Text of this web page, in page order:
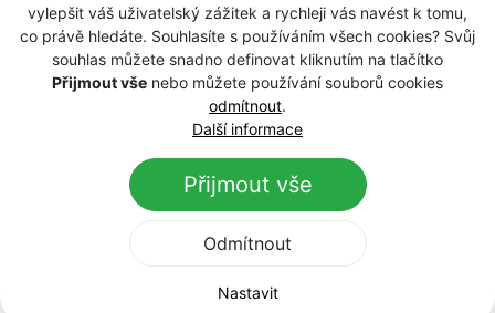
vylepšit váš uživatelský zážitek a rychleji vás navést k tomu,
co právě hledáte. Souhlasíte s používáním všech cookies? Svůj
souhlas můžete snadno definovat kliknutím na tlačítko
Přijmout vše nebo můžete používání souborů cookies
odmítnout.
Další informace
Přijmout vše
Odmítnout
Nastavit
-41 % EXTRA SLEVA 15 % V KOŠÍKU!
Retinol Vit. A Night Roční zásoba s
dárkem
5 952 Kč
EXTRA SLEVA 15 % V KOŠÍKU!
Retinol Vit. A Day Roční zásoba s
dárkem